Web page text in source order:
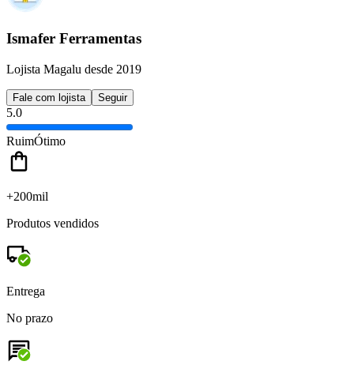
Ismafer Ferramentas
Lojista Magalu desde 2019
Fale com lojista Seguir
5.0
RuimÓtimo
+200mil
Produtos vendidos
Entrega
No prazo